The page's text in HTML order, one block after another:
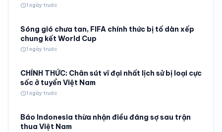
schedule1 ngày trước
Sóng gió chưa tan, FIFA chính thức bị tố dàn xếp
chung kết World Cup
schedule1 ngày trước
CHÍNH THỨC: Chân sút vĩ đại nhất lịch sử bị loại cực
sốc ở tuyển Việt Nam
schedule1 ngày trước
Báo Indonesia thừa nhận điều đáng sợ sau trận
thua Việt Nam